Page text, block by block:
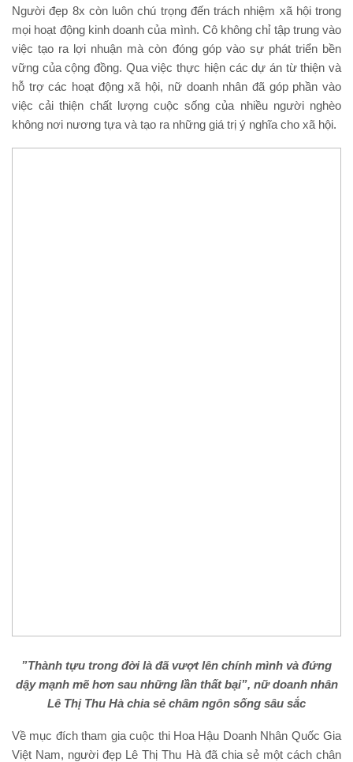
Người đẹp 8x còn luôn chú trọng đến trách nhiệm xã hội trong
mọi hoạt động kinh doanh của mình. Cô không chỉ tập trung vào
việc tạo ra lợi nhuận mà còn đóng góp vào sự phát triển bền
vững của cộng đồng. Qua việc thực hiện các dự án từ thiện và
hỗ trợ các hoạt động xã hội, nữ doanh nhân đã góp phần vào
việc cải thiện chất lượng cuộc sống của nhiều người nghèo
không nơi nương tựa và tạo ra những giá trị ý nghĩa cho xã hội.
”Thành tựu trong đời là đã vượt lên chính mình và đứng
dậy mạnh mẽ hơn sau những lần thất bại”, nữ doanh nhân
Lê Thị Thu Hà chia sẻ châm ngôn sống sâu sắc
Về mục đích tham gia cuộc thi Hoa Hậu Doanh Nhân Quốc Gia
Việt Nam, người đẹp Lê Thị Thu Hà đã chia sẻ một cách chân